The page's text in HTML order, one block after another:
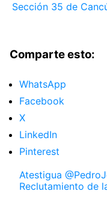
Sección 35 de
Comparte esto:
WhatsApp
Facebook
X
LinkedIn
Pinterest
Atestigua
Reclutamiento de